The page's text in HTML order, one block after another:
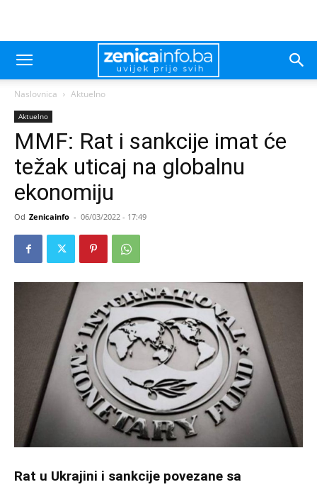
Naslovnica Aktuelno
Aktuelno
MMF: Rat i sankcije imat će
težak uticaj na globalnu
ekonomiju
Od Zenicainfo - 06/03/2022 - 17:49
Rat u Ukrajini i sankcije povezane sa